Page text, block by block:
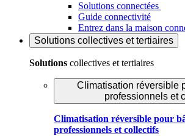
Solutions connectées
Guide connectivité
Entrez dans la maison
Solutions collectives et tertiaires
Solutions collectives et tertiaires
Climatisation réversible
professionnels et
Climatisation réversible pour
professionnels et collectifs